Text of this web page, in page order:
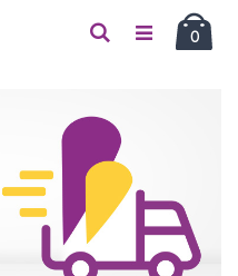
0Artikel
Suche